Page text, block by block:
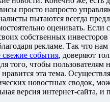
просто напросто
пытаются всегда
оценивать. Если
собственных инвесторов
рекламе. Так что
свежие события, доверяют
того, чтобы пользователям
эта тема.
новостных сводок,
версия интернет-сайта, и